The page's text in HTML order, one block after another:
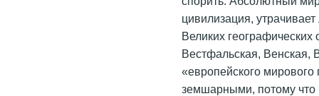
цивилизация,
Великих
Вестфальская, Венская,
«европейского
земшарными, потому